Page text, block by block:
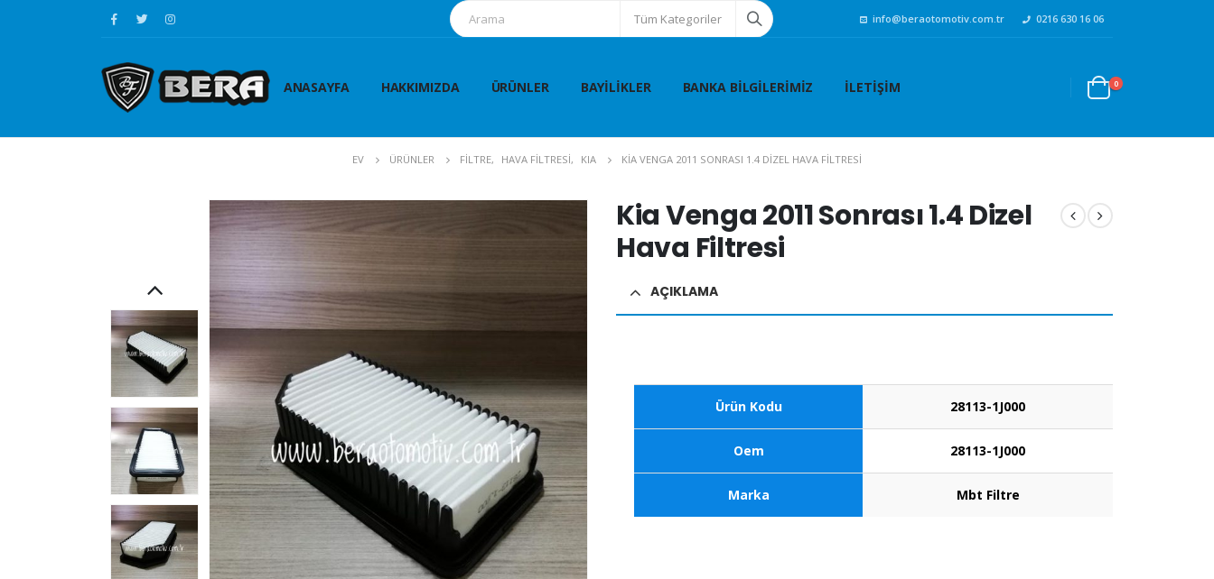
Tüm Kategoriler info@beraotomotiv.com.tr 0216 630 16 06
ANASAYFA HAKKIMIZDA ÜRÜNLER BAYILIKLER BANKA BILGILERIMIZ İLETIŞIM 0
EV ÜRÜNLER FİLTRE, HAVA FİLTRESİ, KIA KIA VENGA 2011 SONRASI 1.4 DIZEL HAVA FILTRESI
Kia Venga 2011 Sonrası 1.4 Dizel
Hava Filtresi
AÇIKLAMA
Ürün Kodu 28113-1J000
Oem 28113-1J000
Marka Mbt Filtre